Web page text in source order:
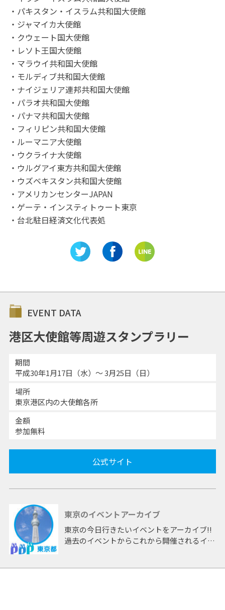
・パキスタン・イスラム共和国大使館
・ジャマイカ大使館
・クウェート国大使館
・レソト王国大使館
・マラウイ共和国大使館
・モルディブ共和国大使館
・ナイジェリア連邦共和国大使館
・パラオ共和国大使館
・パナマ共和国大使館
・フィリピン共和国大使館
・ルーマニア大使館
・ウクライナ大使館
・ウルグアイ東方共和国大使館
・ウズベキスタン共和国大使館
・アメリカンセンターJAPAN
・ゲーテ・インスティトゥート東京
・台北駐日経済文化代表処
EVENT DATA
港区大使館等周遊スタンプラリー
期間
平成30年1月17日（水）～ 3月25日（日）
場所
東京港区内の大使館各所
金額
参加無料
公式サイト
東京のイベントアーカイブ
東京の今日行きたいイベントをアーカイブ!!
過去のイベントからこれから開催されるイベ